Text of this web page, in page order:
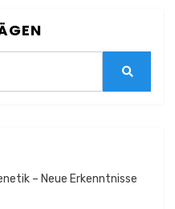
– Neue Erkenntnisse